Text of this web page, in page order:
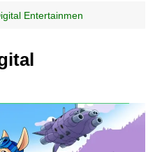
Entertainmen